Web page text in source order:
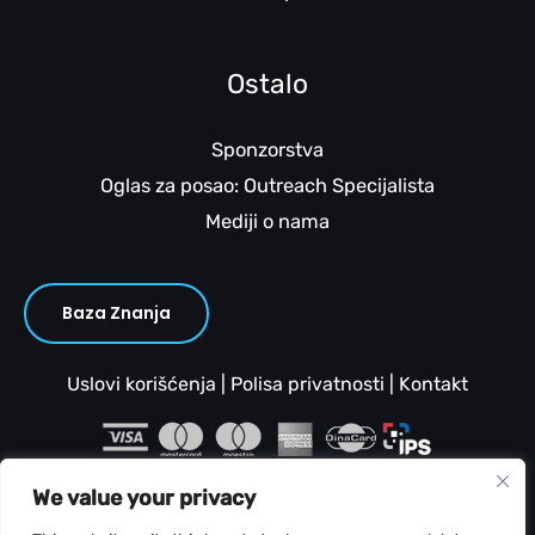
We value your privacy
Ostalo
Sponzorstva
Oglas za posao: Outreach Specijalista
Mediji o nama
Baza Znanja
Uslovi korišćenja Polisa privatnosti Kontakt